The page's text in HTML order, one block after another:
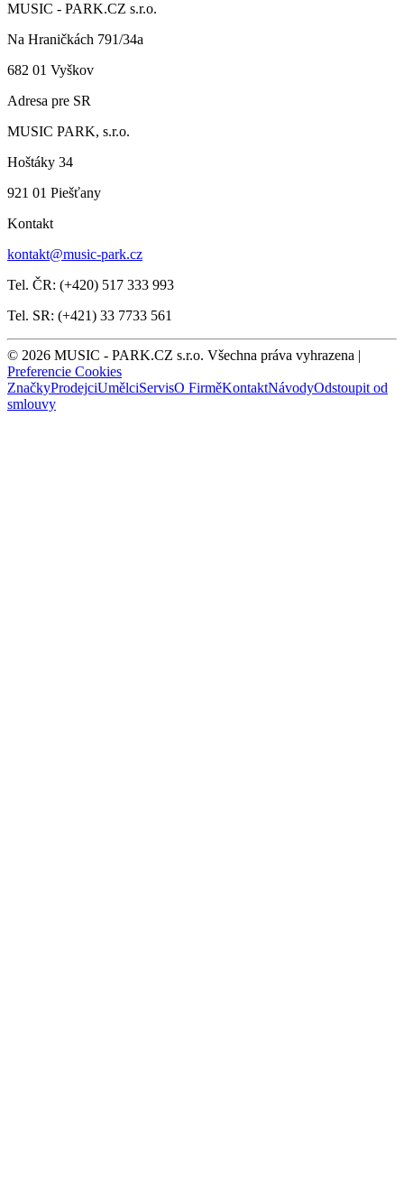
MUSIC - PARK.CZ s.r.o.
Na Hraničkách 791/34a
682 01 Vyškov
Adresa pre SR
MUSIC PARK, s.r.o.
Hoštáky 34
921 01 Piešťany
Kontakt
kontakt@music-park.cz
Tel. ČR: (+420) 517 333 993
Tel. SR: (+421) 33 7733 561
© 2026 MUSIC - PARK.CZ s.r.o. Všechna práva vyhrazena |
Preferencie Cookies
ZnačkyProdejciUmělciServisO FirměKontaktNávodyOdstoupit od
smlouvy